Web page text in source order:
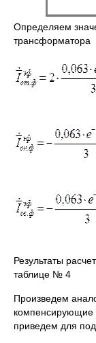
Определяем
Результаты
таблице № 4
Произведем
компенсирующие
приведем для